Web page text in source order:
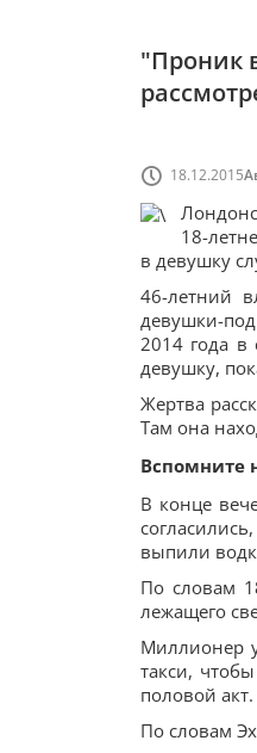
"Проник
18.12.2015
18-
в девушку
46-летний
девушки-
2014 года в
девушку,
Жертва
Там она
Вспомните
В конце
выпили
По словам
лежащего
Миллионер
такси,
половой акт.
По словам